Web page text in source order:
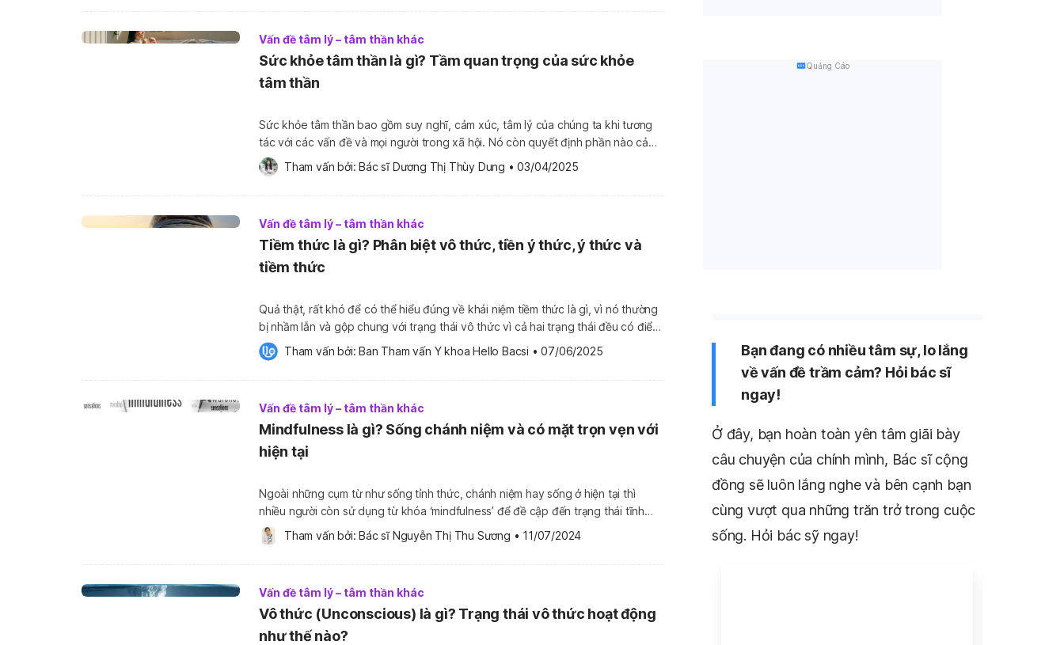
Vấn đề tâm lý – tâm thần khác
Sức khỏe tâm thần là gì? Tầm quan trọng của sức khỏe
tâm thần
Sức khỏe tâm thần bao gồm suy nghĩ, cảm xúc, tâm lý của chúng ta khi tương
tác với các vấn đề và mọi người trong xã hội. Nó còn quyết định phần nào cảm
xúc và cách mà chúng ta phản ứng, cảm nhận. Vậy sức khỏe tâm thần là gì? Nó
quan trọng […]
Tham vấn bởi: Bác sĩ Dương Thị Thùy Dung • 03/04/2025
Vấn đề tâm lý – tâm thần khác
Tiềm thức là gì? Phân biệt vô thức, tiền ý thức, ý thức và
tiềm thức
Quả thật, rất khó để có thể hiểu đúng về khái niệm tiềm thức là gì, vì nó thường
bị nhầm lẫn và gộp chung với trạng thái vô thức vì cả hai trạng thái đều có điểm
chung là nằm ngoài ý thức. Tuy nhiên, khi phân tích ở góc độ khoa học, chúng
[…]
Tham vấn bởi: Ban Tham vấn Y khoa Hello Bacsi • 07/06/2025
Vấn đề tâm lý – tâm thần khác
Mindfulness là gì? Sống chánh niệm và có mặt trọn vẹn với
hiện tại
Ngoài những cụm từ như sống tỉnh thức, chánh niệm hay sống ở hiện tại thì
nhiều người còn sử dụng từ khóa ‘mindfulness’ để đề cập đến trạng thái tĩnh
tâm và tập trung toàn bộ sự chú ý vào giây phút hiện tại. Vậy bạn đã biết
mindfulness là gì chưa? Giữa mindfulness […]
Tham vấn bởi: Bác sĩ Nguyễn Thị Thu Sương • 11/07/2024
Vấn đề tâm lý – tâm thần khác
Vô thức (Unconscious) là gì? Trạng thái vô thức hoạt động
như thế nào?
Quảng Cáo
Bạn đang có nhiều tâm sự, lo lắng
về vấn đề trầm cảm? Hỏi bác sĩ
ngay!
Ở đây, bạn hoàn toàn yên tâm giãi bày
câu chuyện của chính mình, Bác sĩ cộng
đồng sẽ luôn lắng nghe và bên cạnh bạn
cùng vượt qua những trăn trở trong cuộc
sống. Hỏi bác sỹ ngay!